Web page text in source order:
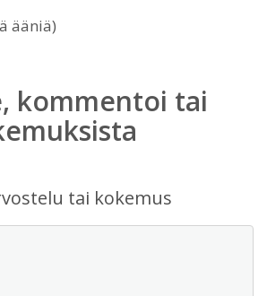
ääniä)
kommentoi tai
tai kokemus